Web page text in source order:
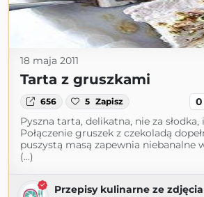
18 maja 2011
Tarta z gruszkami
656 5 Zapisz 0
Pyszna tarta, delikatna, nie za słodka,
Połączenie gruszek z czekoladą
puszystą masą zapewnia niebanalne
(...)
Przepisy kulinarne ze